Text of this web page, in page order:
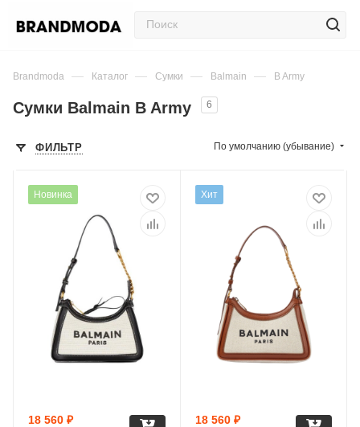
Brandmoda — Каталог — Сумки — Balmain — B Army
Сумки Balmain B Army 6
ФИЛЬТР По умолчанию (убывание)
Новинка
18 560 ₽
Хит
18 560₽